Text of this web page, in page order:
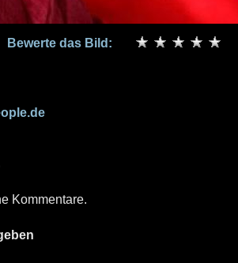
Bewerte das Bild:
Kommentare.